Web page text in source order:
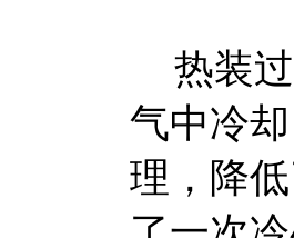
热装过
气中冷
理，降